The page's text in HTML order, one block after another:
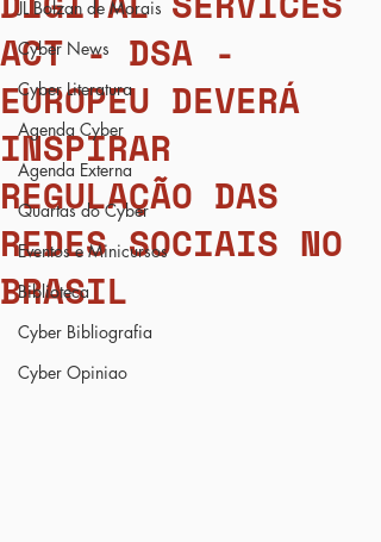
JL Bolzan de Morais
Cyber News
Cyber Literatura
Agenda Cyber
Agenda Externa
Quartas do Cyber
Eventos e Minicursos
Biblioteca
Cyber Bibliografia
Cyber Opiniao
ACT - DSA -
EUROPEU DEVERÁ
INSPIRAR
REGULAÇÃO DAS
REDES SOCIAIS NO
BRASIL